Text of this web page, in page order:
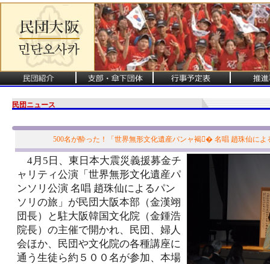
民団ニュース
500名が酔った！「世界無形文化遺産パンャ褐� 名唱 趙珠仙によ
4月5日、東日本大震災義援募金チ
ャリティ公演「世界無形文化遺産パ
ンソリ公演 名唱 趙珠仙によるパン
ソリの旅」が民団大阪本部（金漢翊
団長）と駐大阪韓国文化院（金鍾浩
院長）の主催で開かれ、民団、婦人
会ほか、民団や文化院の各種講座に
通う生徒ら約５００名が参加、本場